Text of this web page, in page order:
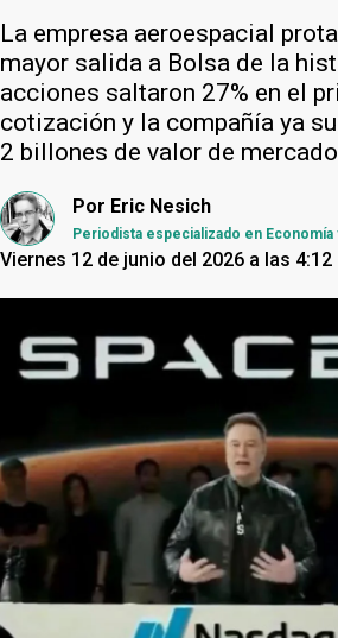
La empresa aeroespacial
mayor salida a Bolsa de la
acciones saltaron 27% en el
cotización y la compañía ya
2 billones de valor de
Por Eric Nesich
Periodista especializado en Economía
Viernes 12 de junio del 2026 a las 4:12